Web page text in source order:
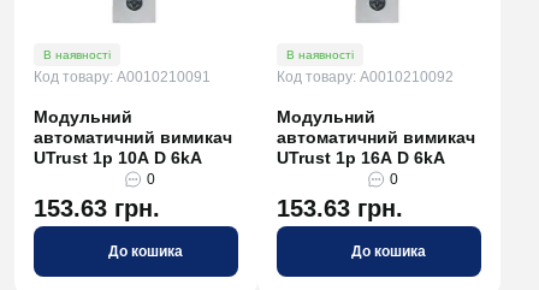
В наявності
Код товару: A0010210091
Модульний
автоматичний вимикач
UTrust 1р 10А D 6kА
0
153.63 грн.
До кошика
В наявності
Код товару: A0010210092
Модульний
автоматичний вимикач
UTrust 1р 16А D 6kА
0
153.63 грн.
До кошика